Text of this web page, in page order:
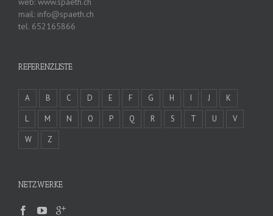
mail: info@spaeth.ch
tel. 652165866
REFERENZLISTE
A B C D E F G H I J
K
L
M N O P Q R S T U
V
W
Z
NETZWERKE